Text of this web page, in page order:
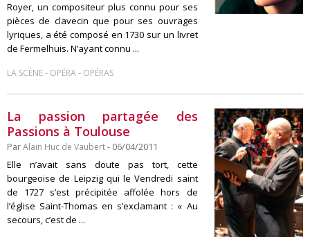
Royer, un compositeur plus connu pour ses
pièces de clavecin que pour ses ouvrages
lyriques, a été composé en 1730 sur un livret
de Fermelhuis. N’ayant connu ...
LA SCÈNE- OPÉRA- OPÉRAS
La passion partagée des
Passions à Toulouse
ParAlain Huc de Vaubert- 06/04/2011
Elle n’avait sans doute pas tort, cette
bourgeoise de Leipzig qui le Vendredi saint
de 1727 s’est précipitée affolée hors de
l’église Saint-Thomas en s’exclamant : « Au
secours, c’est de ...